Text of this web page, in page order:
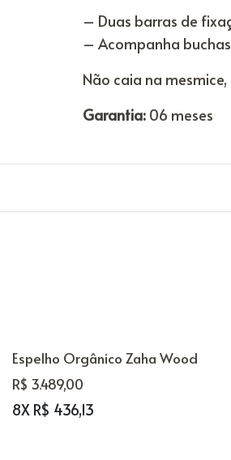
– Duas barras de
– Acompanha
Não caia na
Garantia: 06 meses
Espelho Orgânico Zaha Wood
R$ 3.489,00
8X R$ 436,13